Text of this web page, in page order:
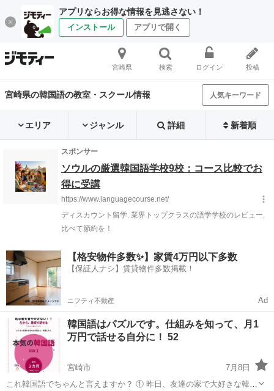
アプリならお得な情報を見逃さない！
インストール アプリで開く
宮崎県 検索 ログイン 投稿
宮崎県の韓国語の教室・スクール情報 人気キーワード
エリア ジャンル 詳細 新着順
【格安物件多数✨】家賃4万円以下多数
【保証人ナシ】賃貸物件多数掲載！
ニフティ不動産 Ad
韓国語はパズルです。仕組みを知って、月1
万円で話せる自分に！ 52
宮崎市
7月8日
これ韓国語でちゃんと言えますか？ ① 昨日、友達の家で大好きな韓国